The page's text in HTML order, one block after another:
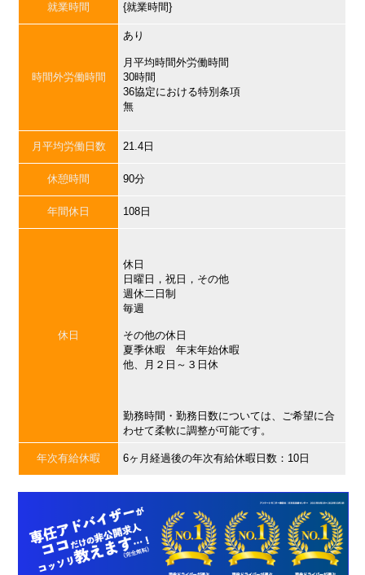
就業時間 {就業時間}
時間外労働時間
あり
月平均時間外労働時間
30時間
36協定における特別条項
無
月平均労働日数 21.4日
休憩時間 90分
年間休日 108日
休日
休日
日曜日，祝日，その他
週休二日制
毎週
その他の休日
夏季休暇 年末年始休暇
他、月２日～３日休
勤務時間・勤務日数については、ご希望に合
わせて柔軟に調整が可能です。
年次有給休暇 6ヶ月経過後の年次有給休暇日数：10日